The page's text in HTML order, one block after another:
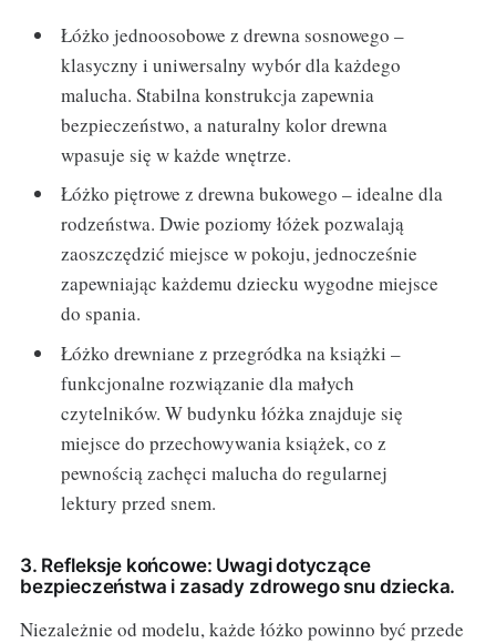
Łóżko jednoosobowe z drewna sosnowego –
klasyczny i uniwersalny wybór dla każdego
malucha. Stabilna konstrukcja zapewnia
bezpieczeństwo, a naturalny kolor drewna
wpasuje się w każde wnętrze.
Łóżko piętrowe z drewna bukowego – idealne dla
rodzeństwa. Dwie poziomy łóżek pozwalają
zaoszczędzić miejsce w pokoju, jednocześnie
zapewniając każdemu dziecku wygodne miejsce
do spania.
Łóżko drewniane z przegródka na książki –
funkcjonalne rozwiązanie dla małych
czytelników. W budynku łóżka znajduje się
miejsce do przechowywania książek, co z
pewnością zachęci malucha do regularnej
lektury przed snem.
3. Refleksje końcowe: Uwagi dotyczące
bezpieczeństwa i zasady zdrowego snu dziecka.
Niezależnie od modelu, każde łóżko powinno być przede